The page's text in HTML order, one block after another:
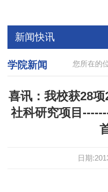
新闻快讯
您所在的
学院新闻
喜讯：我校获28
社科研究项目
日期